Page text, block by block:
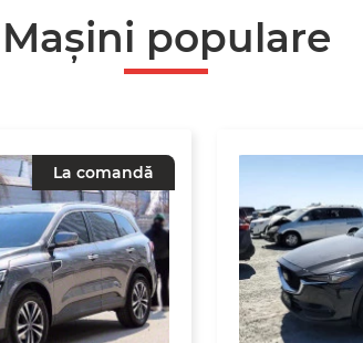
Mașini populare
La comandă